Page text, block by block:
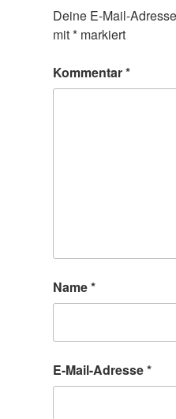
Deine E-Mail-
mit* markiert
Kommentar*
Name*
E-Mail-Adresse*